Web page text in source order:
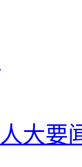
人大要